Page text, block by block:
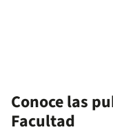
Conoce las
Facultad